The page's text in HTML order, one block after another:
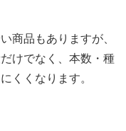
商品もありますが、
けでなく、本数・種
くくなります。